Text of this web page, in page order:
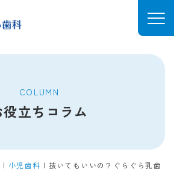
COLUMN
役立ちコラム
| 小児歯科 | 抜いてもいいの？ぐらぐら乳歯